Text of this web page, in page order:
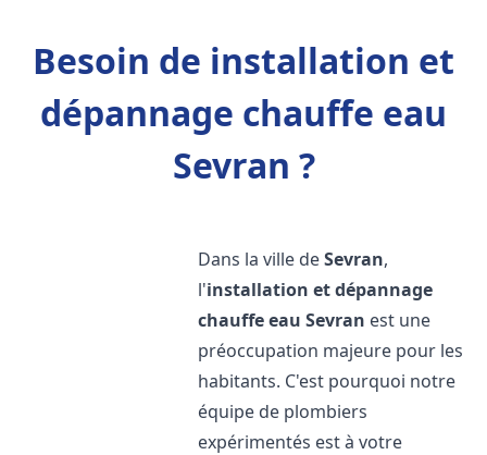
Besoin de installation et
dépannage chauffe eau
Sevran ?
Dans la ville deSevran,
l'installation et dépannage
chauffe eau Sevran est une
préoccupation majeure pour les
habitants. C'est pourquoi notre
équipe de plombiers
expérimentés est à votre